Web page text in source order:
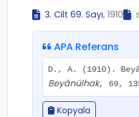
3. Cilt 69. Sayı, 1910
APA Referans
D., A. (1910).
Beyânülhak, 69,
Kopyala